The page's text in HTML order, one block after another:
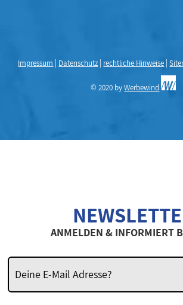
Impressum Datenschutz rechtliche Hinweise |
© 2020 byWerbewind
ANMELDEN & INFORMIERT